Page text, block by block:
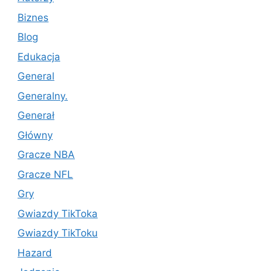
Biznes
Blog
Edukacja
General
Generalny.
Generał
Główny
Gracze NBA
Gracze NFL
Gry
Gwiazdy TikToka
Gwiazdy TikToku
Hazard